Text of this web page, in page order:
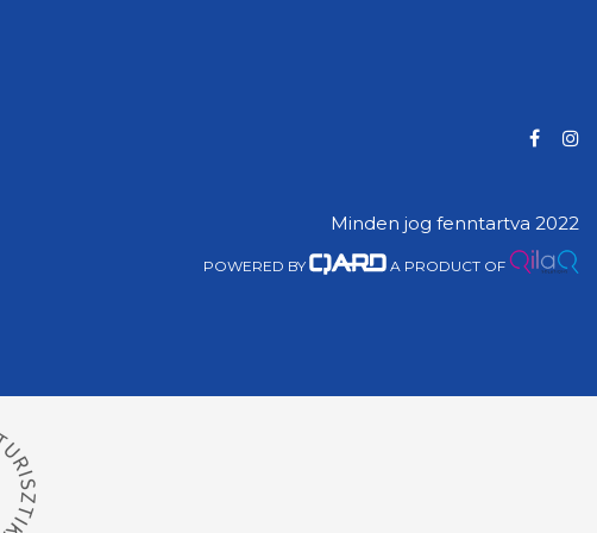
Minden jog fenntartva 2022
POWERED BY A PRODUCT OF